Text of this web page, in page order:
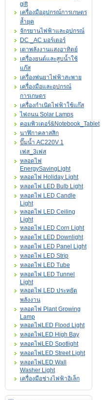
gift
เครื่องมืออุปกรณ์การเกษตร
ล้ำยุค
จักรยานไฟฟ้าและอุปกรณ์
DC _AC มอร์เตอร์
เตาพลังงานแสงอาทิตย์
เครื่องยนต์และสูบน้ำใช้
แก๊ส
เครื่องพ่นยาไฟฟ้าสะพาย
เครื่องมือและอุปกรณ์
การเกษตร
เครื่องกำเนิดไฟฟ้าใช้แก๊ส
ไฟถนน Solar Lamps
คอมพิวเตอร์&Notebook_Tablet
นาฬิกาคลาสสิก
ปั๊มน้ำ AC220V 1
เฟส_3เฟส
หลอดไฟ
EnergySavingLight
หลอดไฟ Holiday Light
หลอดไฟ LED Bulb Light
หลอดไฟ LED Candle
Light
หลอดไฟ LED Ceiling
Light
หลอดไฟ LED Corn Light
หลอดไฟ LED Downlight
หลอดไฟ LED Panel Light
หลอดไฟ LED Strip
หลอดไฟ LED Tube
หลอดไฟ LED Tunnel
Light
หลอดไฟ LED ประหยัด
พลังงาน
หลอดไฟ Plant Growing
Lamp
หลอดไฟLED Flood Light
หลอดไฟLED High Bay
หลอดไฟLED Spotlight
หลอดไฟLED Street Light
หลอดไฟLED Wall
Washer Light
เครื่องมือช่างไฟฟ้าอิเล็ก